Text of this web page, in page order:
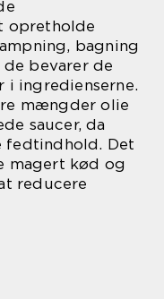
opretholde
bagning
bevarer de
i ingredienserne.
mængder olie
saucer, da
Det
magert kød og
reducere